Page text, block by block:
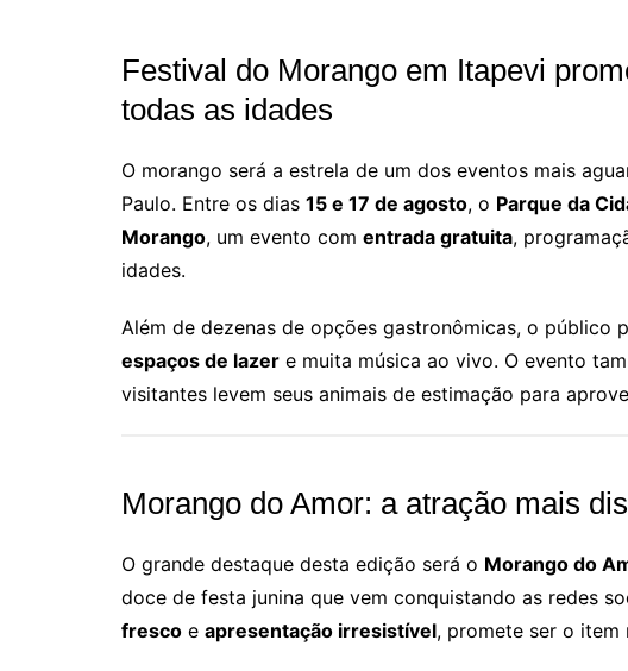
Festival do Morango em Itapevi
todas as idades
O morango será a estrela de um dos eventos mais
Paulo. Entre os dias 15 e 17 de agosto, o Parque da
Morango, um evento com entrada gratuita,
idades.
Além de dezenas de opções gastronômicas, o público
espaços de lazer e muita música ao vivo. O evento
visitantes levem seus animais de estimação para
Morango do Amor: a atração mais
O grande destaque desta edição será o Morango do
doce de festa junina que vem conquistando as redes
fresco e apresentação irresistível, promete ser o